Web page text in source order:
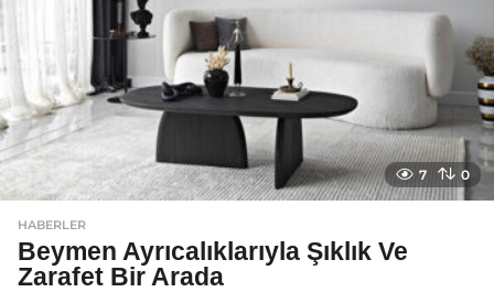
7 0
HABERLER
Beymen Ayrıcalıklarıyla Şıklık Ve
Zarafet Bir Arada